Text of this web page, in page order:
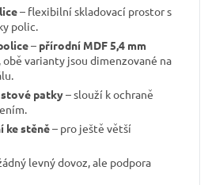
– flexibilní skladovací prostor s
polic.
– přírodní MDF 5,4 mm
, obě varianty jsou dimenzované na
patky– slouží k ochraně
ke stěně– pro ještě větší
levný dovoz, ale podpora